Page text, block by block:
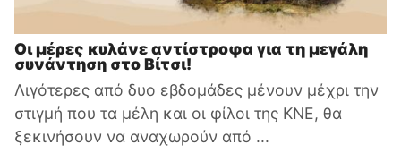
Οι μέρες κυλάνε αντίστροφα για τη μεγάλη
συνάντηση στο Βίτσι!
Λιγότερες από δυο εβδομάδες μένουν μέχρι την
στιγμή που τα μέλη και οι φίλοι της ΚΝΕ, θα
ξεκινήσουν να αναχωρούν από ...